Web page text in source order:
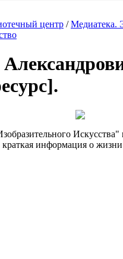
центр /Медиатека.
информация о